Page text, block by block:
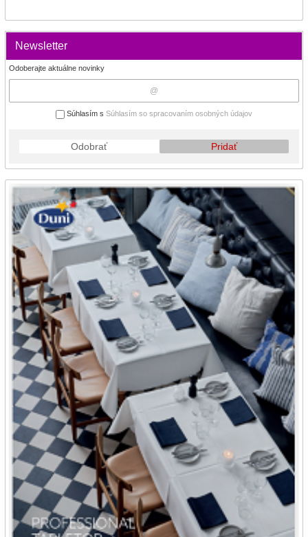
Newsletter
Odoberajte aktuálne novinky
Súhlasím s Súhlasím so spracovaním osobných údajov
Odobrať Pridať